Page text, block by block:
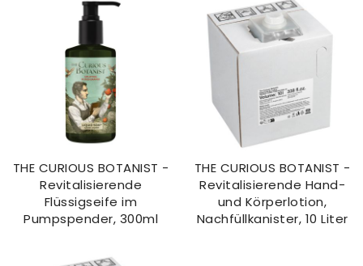
THE CURIOUS BOTANIST -
Revitalisierende
Flüssigseife im
Pumpspender, 300ml
THE CURIOUS BOTANIST -
Revitalisierende Hand-
und Körperlotion,
Nachfüllkanister, 10 Liter